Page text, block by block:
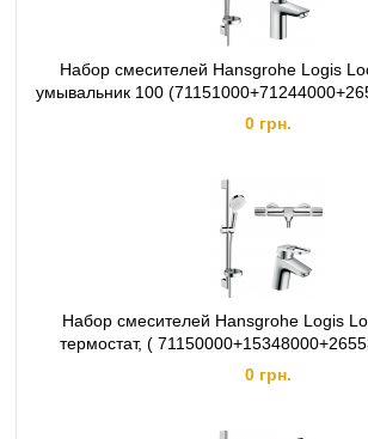
Набор смесителей Hansgrohe Logis
умывальник 100
0 грн.
Набор смесителей Hansgrohe Logis
термостат, (
0 грн.